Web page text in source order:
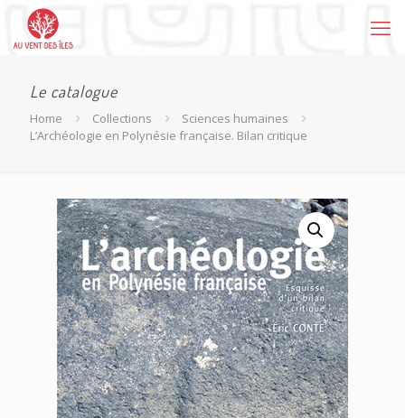
Le catalogue
Home Collections
Sciences humaines
L’Archéologie en Polynésie française. Bilan critique